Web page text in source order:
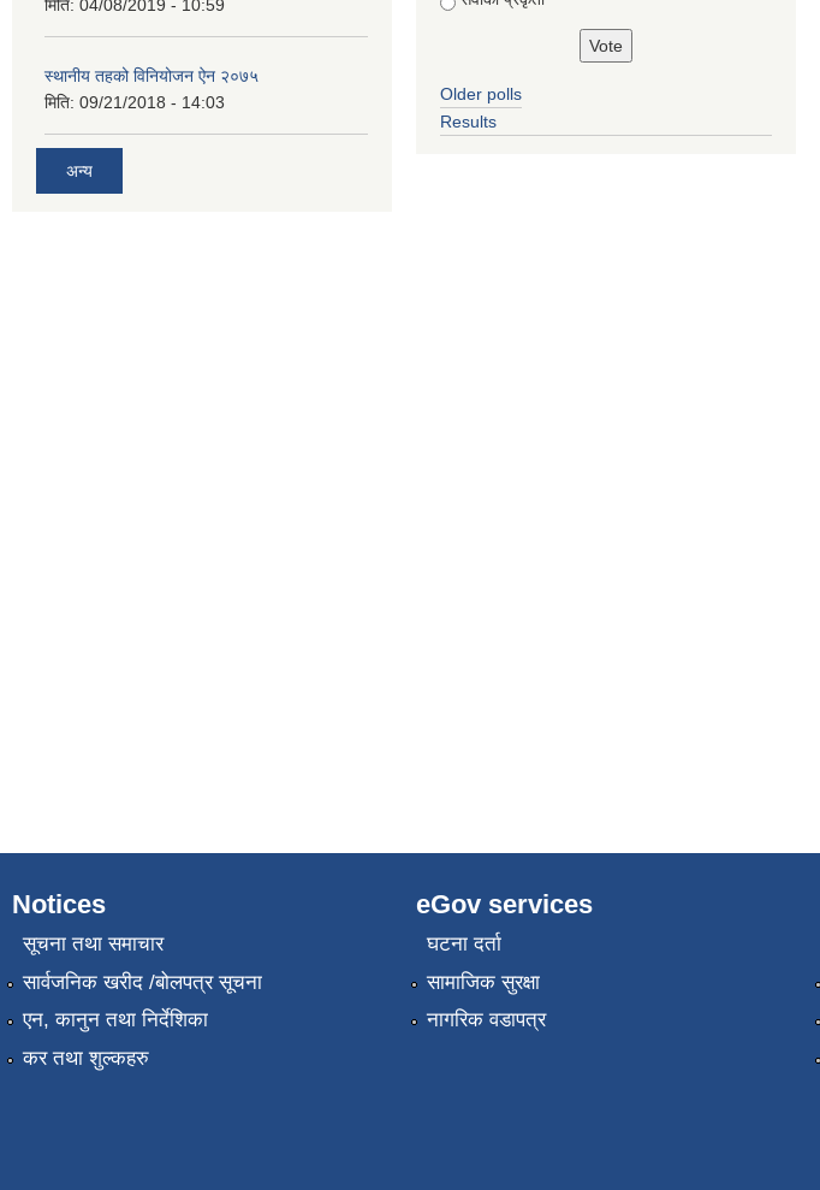
मिति: 04/08/2019 - 10:59
स्थानीय तहको विनियोजन ऐन २०७५
मिति: 09/21/2018 - 14:03
अन्य
Older polls
Results
Notices
सूचना तथा समाचार
सार्वजनिक खरीद /बोलपत्र सूचना
एन, कानुन तथा निर्देशिका
कर तथा शुल्कहरु
eGov services
घटना दर्ता
सामाजिक सुरक्षा
नागरिक वडापत्र